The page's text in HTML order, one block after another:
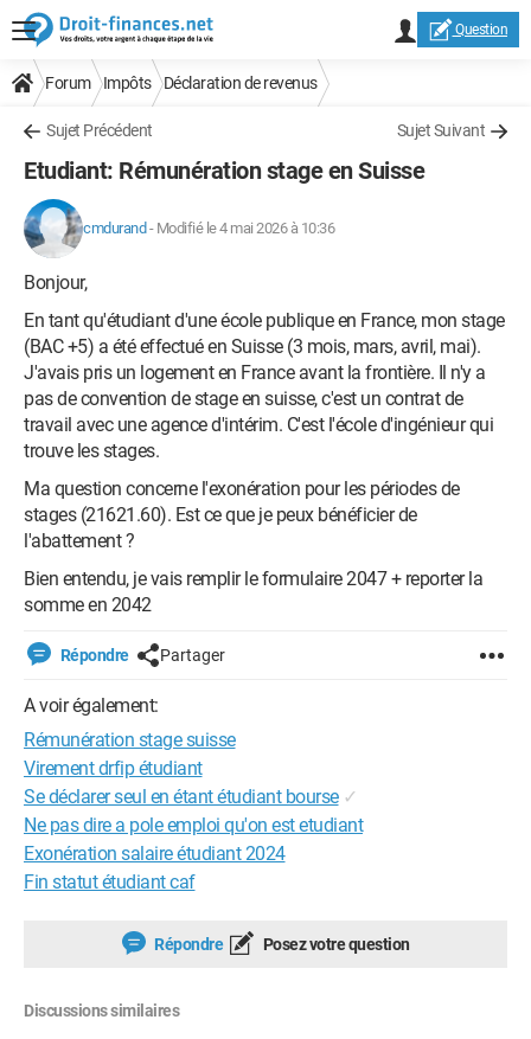
Question
Forum Impôts Déclaration de revenus
Sujet Précédent Sujet Suivant
Etudiant: Rémunération stage en Suisse
cmdurand - Modifié le 4 mai 2026 à 10:36
Bonjour,
En tant qu'étudiant d'une école publique en France, mon stage
(BAC +5) a été effectué en Suisse (3 mois, mars, avril, mai).
J'avais pris un logement en France avant la frontière. Il n'y a
pas de convention de stage en suisse, c'est un contrat de
travail avec une agence d'intérim. C'est l'école d'ingénieur qui
trouve les stages.
Ma question concerne l'exonération pour les périodes de
stages (21621.60). Est ce que je peux bénéficier de
l'abattement ?
Bien entendu, je vais remplir le formulaire 2047 + reporter la
somme en 2042
Répondre Partager
A voir également:
Rémunération stage suisse
Virement drfip étudiant
Se déclarer seul en étant étudiant bourse ✓
Ne pas dire a pole emploi qu'on est etudiant
Exonération salaire étudiant 2024
Fin statut étudiant caf
Répondre Posez votre question
Discussions similaires